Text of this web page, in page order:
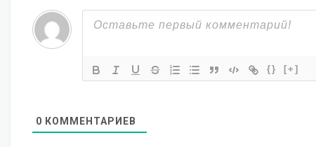
{} [+]
0 КОММЕНТАРИЕВ